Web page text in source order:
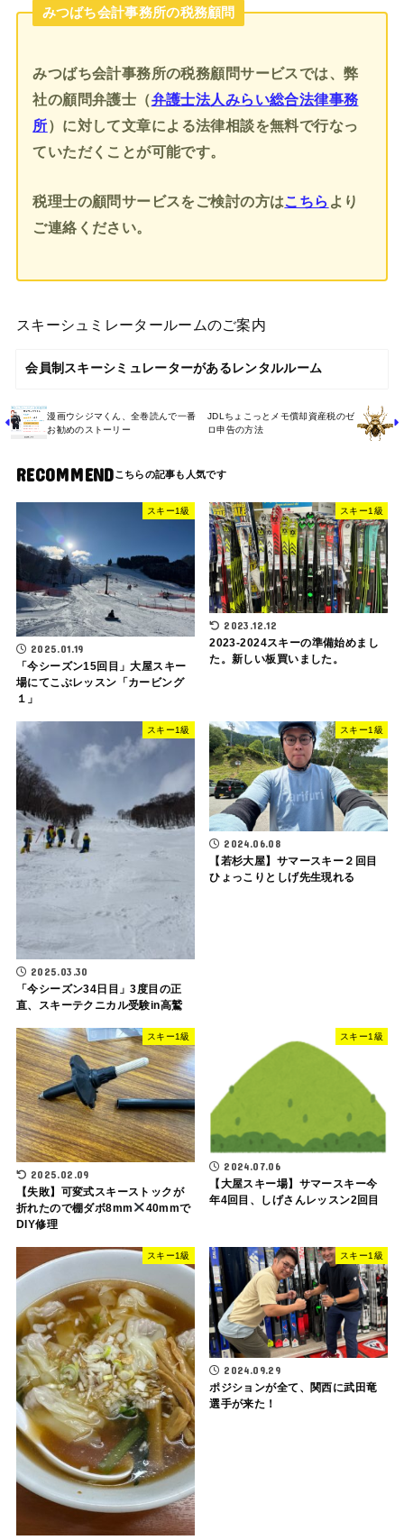
みつばち会計事務所の税務顧問
みつばち会計事務所の税務顧問サービスでは、弊
社の顧問弁護士（弁護士法人みらい総合法律事務
所）に対して文章による法律相談を無料で行なっ
ていただくことが可能です。
税理士の顧問サービスをご検討の方はこちら より
ご連絡ください。
スキーシュミレータールームのご案内
会員制スキーシミュレーターがあるレンタルルーム
漫画ウシジマくん、全巻読んで一番
お勧めのストーリー
JDLちょこっとメモ償却資産税のゼ
ロ申告の方法
RECOMMEND
スキー1級
2025.01.19
「今シーズン15回目」大屋スキー
場にてこぶレッスン「カービング
１」
スキー1級
2023.12.12
2023-2024スキーの準備始めまし
た。新しい板買いました。
スキー1級
2025.03.30
「今シーズン34日目」3度目の正
直、スキーテクニカル受験in高鷲
スキー1級
2024.06.08
【若杉大屋】サマースキー２回目
ひょっこりとしげ先生現れる
スキー1級
2025.02.09
【失敗】可変式スキーストックが
折れたので棚ダボ8mm
40mmで
DIY修理
スキー1級
2024.07.06
【大屋スキー場】サマースキー今
年4回目、しげさんレッスン2回目
スキー1級 スキー1級
2024.09.29
ポジションが全て、関西に武田竜
選手が来た！